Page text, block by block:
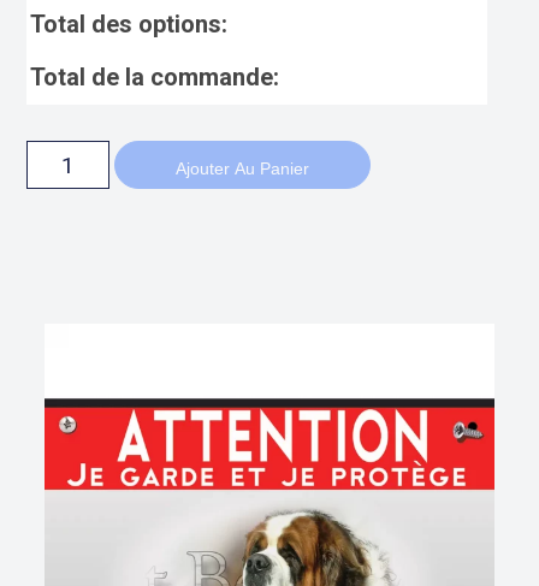
Total des options:
Total de la commande:
Ajouter Au Panier